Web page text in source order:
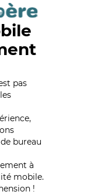
pas
bureau
à
mobile.
!